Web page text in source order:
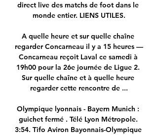
direct live des matchs de foot dans le
monde entier. LIENS UTILES.
A quelle heure et sur quelle chaîne
regarder Concarneau il y a 15 heures —
Concarneau reçoit Laval ce samedi à
19h00 pour la 26e journée de Ligue 2.
Sur quelle chaîne et à quelle heure
regarder cette rencontre de ...
Olympique lyonnais - Bayern Munich :
guichet fermé . Télé Lyon Métropole.
3:54. Tifo Aviron Bayonnais-Olympique